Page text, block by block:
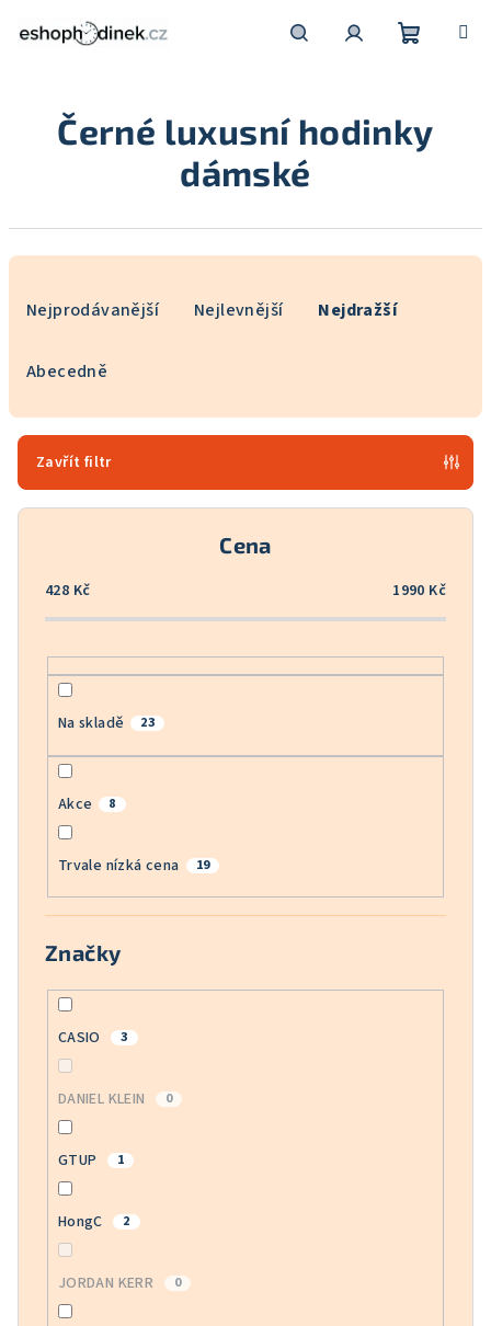
košík
Černé luxusní hodinky
dámské
r
o
Nejprodávanější Nejlevnější Nejdražší
Abecedně
Zavřít filtr
Cena
428 Kč 1990 Kč
Na skladě 23
Akce 8
Trvale nízká cena 19
Značky
CASIO 3
DANIEL KLEIN 0
GTUP 1
HongC 2
JORDAN KERR 0